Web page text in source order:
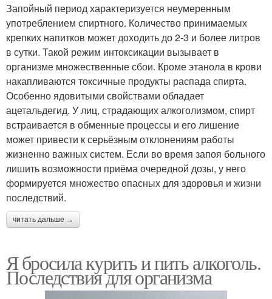
Запойный период характеризуется неумеренным
употреблением спиртного. Количество принимаемых
крепких напитков может доходить до 2-3 и более литров
в сутки. Такой режим интоксикации вызывает в
организме множественные сбои. Кроме этанола в крови
накапливаются токсичные продукты распада спирта.
Особенно ядовитыми свойствами обладает
ацетальдегид. У лиц, страдающих алкоголизмом, спирт
встраивается в обменные процессы и его лишение
может привести к серьёзным отклонениям работы
жизненно важных систем. Если во время запоя больного
лишить возможности приёма очередной дозы, у него
формируется множество опасных для здоровья и жизни
последствий.
читать дальше →
Я бросила курить и пить алкоголь.
Последствия для организма